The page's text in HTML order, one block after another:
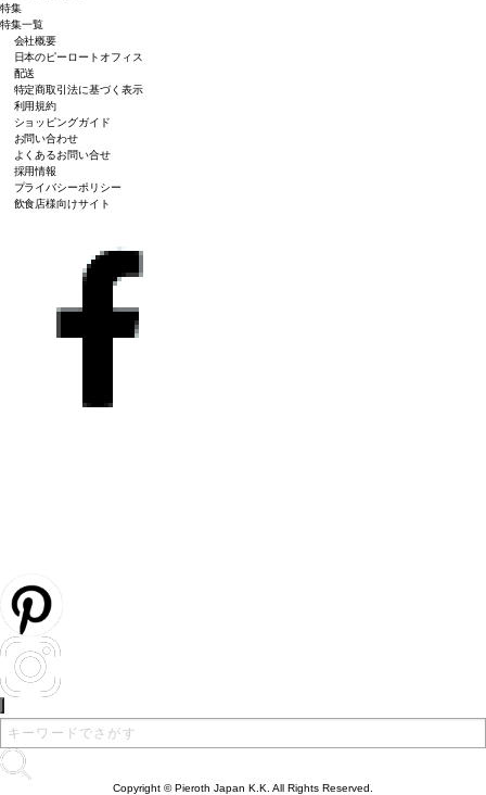
特集
特集一覧
会社概要
日本のピーロートオフィス
配送
特定商取引法に基づく表示
利用規約
ショッピングガイド
お問い合わせ
よくあるお問い合せ
採用情報
プライバシーポリシー
飲食店様向けサイト
Copyright © Pieroth Japan K.K. All Rights Reserved.